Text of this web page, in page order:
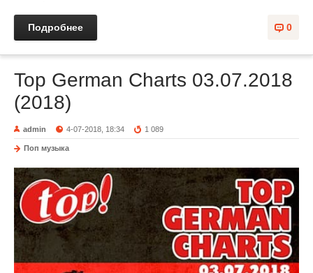
0
Подробнее
Top German Charts 03.07.2018
(2018)
admin 4-07-2018, 18:34 1 089
Поп музыка